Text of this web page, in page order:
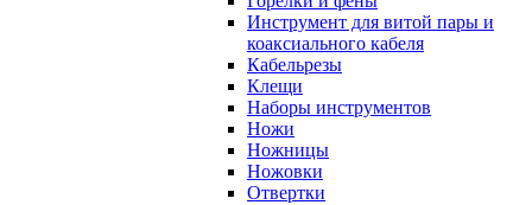
Инструмент для витой пары и
коаксиального кабеля
Кабельрезы
Клещи
Наборы инструментов
Ножи
Ножницы
Ножовки
Отвертки